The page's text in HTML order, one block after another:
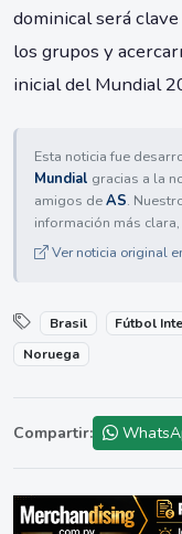
dominical será
los grupos y
inicial del Mundial
Esta noticia fue
Mundial gracias a la
amigos deAS.
información más
Ver noticia original
Brasil Fútbol
Noruega
Compartir: